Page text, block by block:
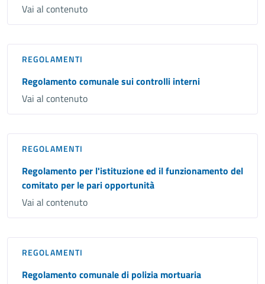
Vai al contenuto
REGOLAMENTI
Regolamento comunale sui controlli interni
Vai al contenuto
REGOLAMENTI
Regolamento per l'istituzione ed il funzionamento del
comitato per le pari opportunità
Vai al contenuto
REGOLAMENTI
Regolamento comunale di polizia mortuaria